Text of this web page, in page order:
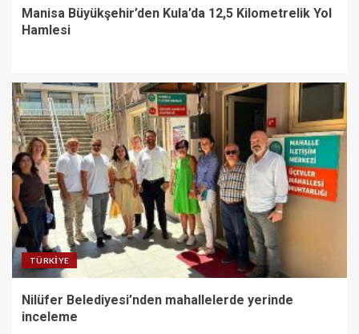
Manisa Büyükşehir’den Kula’da 12,5 Kilometrelik Yol
Hamlesi
TÜRKIYE
Nilüfer Belediyesi’nden mahallelerde yerinde
inceleme